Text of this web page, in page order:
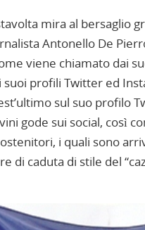
mira al bersaglio
Antonello De
viene chiamato dai
suoi profili Twitter ed
sul suo profilo
gode sui social, così
i quali sono
di caduta di stile del